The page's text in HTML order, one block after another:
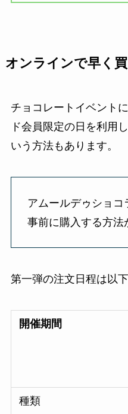
オンラインで早く
チョコレートイベント
ド会員限定の日を利用
いう方法もあります。
アムールデゥショ
事前に購入する方法
第一弾の注文日程は以
開催期間
種類